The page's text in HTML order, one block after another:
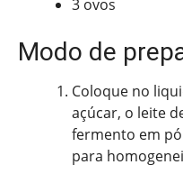
3 ovos
Modo de
Coloque no
açúcar, o leite
fermento em
para